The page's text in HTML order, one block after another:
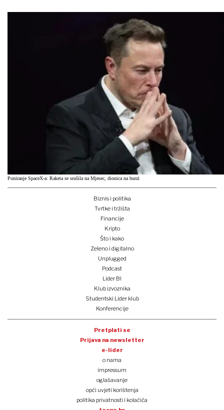
Poniranje SpaceX-a: Raketa se srušila na Mjesec, dionica na burzi
Biznis i politika
Tvrtke i tržišta
Financije
Kripto
Što i kako
Zeleno i digitalno
Unplugged
Podcast
Lider BI
Klub izvoznika
Studentski Lider klub
Konferencije
Pretplati se
Prijava na newsletter
e-lider
o nama
impressum
oglašavanje
opći uvjeti korištenja
politika privatnosti i kolačića